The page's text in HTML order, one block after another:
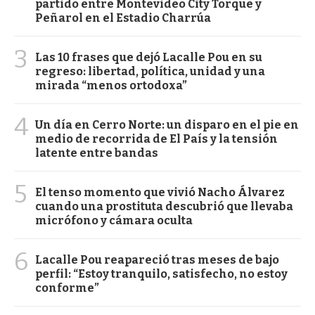
partido entre Montevideo City Torque y
Peñarol en el Estadio Charrúa
3
Las 10 frases que dejó Lacalle Pou en su
regreso: libertad, política, unidad y una
mirada “menos ortodoxa”
4 Un día en Cerro Norte: un disparo en el pie en
medio de recorrida de El País y la tensión
latente entre bandas
5
El tenso momento que vivió Nacho Álvarez
cuando una prostituta descubrió que llevaba
micrófono y cámara oculta
6
Lacalle Pou reapareció tras meses de bajo
perfil: “Estoy tranquilo, satisfecho, no estoy
conforme”